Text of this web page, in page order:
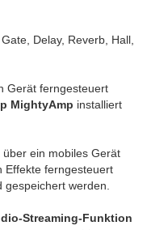
Delay, Reverb, Hall,
Gerät ferngesteuert
MightyAmp installiert
über ein mobiles Gerät
Effekte ferngesteuert
gespeichert werden.
Streaming-Funktion